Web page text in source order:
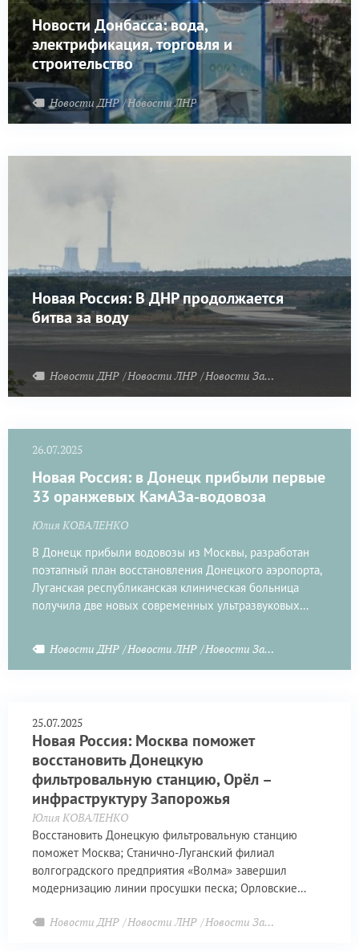
Новости Донбасса: вода,
электрификация, торговля и
строительство
Новости ДНР Новости ЛНР
Новая Россия: В ДНР продолжается
битва за воду
Новости ДНР Новости ЛНР Новости Запорожья
26.07.2025
Новая Россия: в Донецк прибыли первые
33 оранжевых КамАЗа-водовоза
Юлия КОВАЛЕНКО
В Донецк прибыли водовозы из Москвы, разработан
поэтапный план восстановления Донецкого аэропорта,
Луганская республиканская клиническая больница
получила две новых современных ультразвуковых
Новости ДНР Новости ЛНР Новости Запорожья
25.07.2025
Новая Россия: Москва поможет
восстановить Донецкую
фильтровальную станцию, Орёл –
инфраструктуру Запорожья
Юлия КОВАЛЕНКО
Восстановить Донецкую фильтровальную станцию
поможет Москва; Станично-Луганский филиал
волгоградского предприятия «Волма» завершил
модернизацию линии просушки песка; Орловские
Новости ДНР Новости ЛНР Новости Запорожья